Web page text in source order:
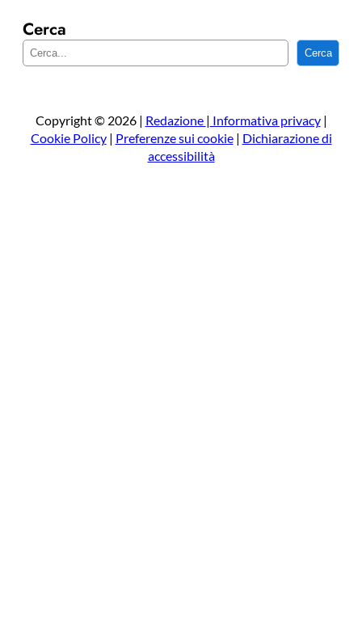
Cerca
e
a
Cerca
Copyright © 2026 | Redazione | Informativa privacy|
Cookie Policy| Preferenze sui cookie| Dichiarazione di
accessibilità